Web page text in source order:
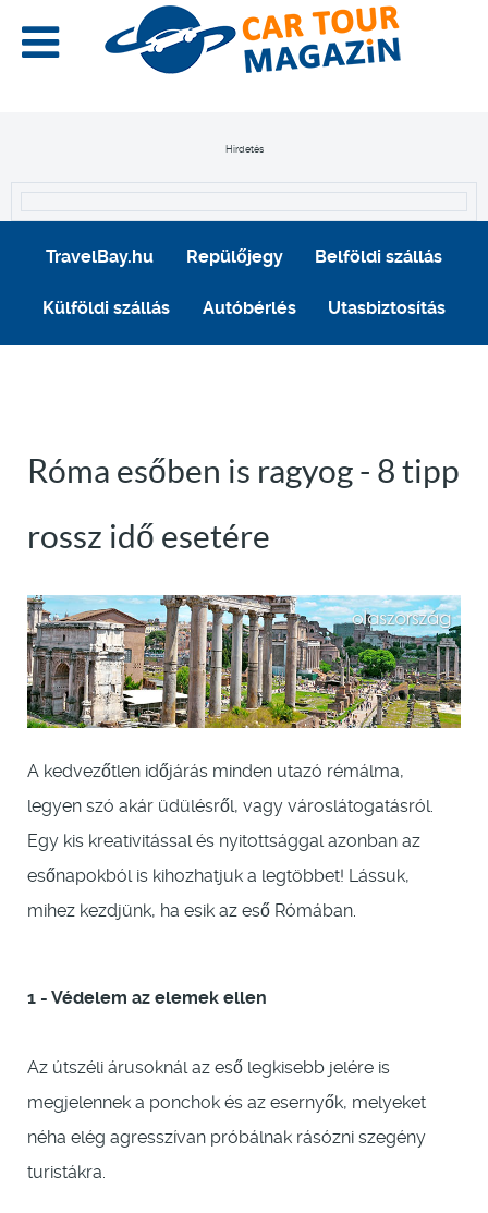
Hirdetés
TravelBay.hu Repülőjegy Belföldi szállás
Külföldi szállás Autóbérlés Utasbiztosítás
Róma esőben is ragyog - 8 tipp
rossz idő esetére
A kedvezőtlen időjárás minden utazó rémálma,
legyen szó akár üdülésről, vagy városlátogatásról.
Egy kis kreativitással és nyitottsággal azonban az
esőnapokból is kihozhatjuk a legtöbbet! Lássuk,
mihez kezdjünk, ha esik az eső Rómában.
1 - Védelem az elemek ellen
Az útszéli árusoknál az eső legkisebb jelére is
megjelennek a ponchok és az esernyők, melyeket
néha elég agresszívan próbálnak rásózni szegény
turistákra.